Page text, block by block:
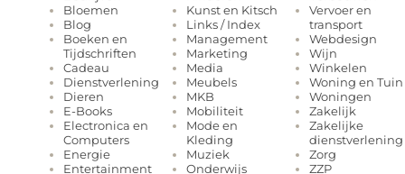
Bloemen
Blog
Boeken en
Tijdschriften
Cadeau
Dienstverlening
Dieren
E-Books
Electronica en
Computers
Energie
Entertainment
Kunst en Kitsch
Links / Index
Management
Marketing
Media
Meubels
MKB
Mobiliteit
Mode en
Kleding
Muziek
Onderwijs
Vervoer en
transport
Webdesign
Wijn
Winkelen
Woning en Tuin
Woningen
Zakelijk
Zakelijke
dienstverlening
Zorg
ZZP